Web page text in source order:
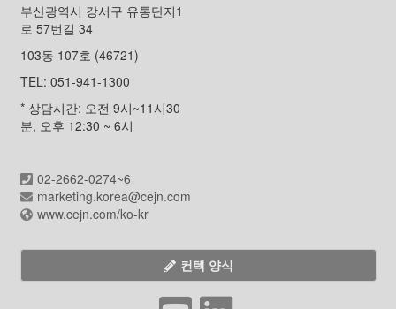
부산광역시 강서구 유통단지1
로 57번길 34
103동 107호 (46721)
TEL: 051-941-1300
* 상담시간: 오전 9시~11시30
분, 오후 12:30 ~ 6시
02-2662-0274~6
marketing.korea@cejn.com
www.cejn.com/ko-kr
컨텍 양식